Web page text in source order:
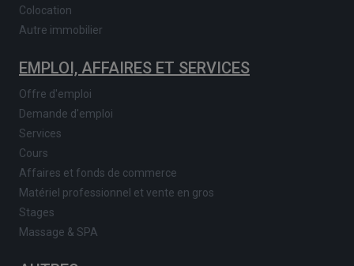
Colocation
Autre immobilier
EMPLOI, AFFAIRES ET SERVICES
Offre d'emploi
Demande d'emploi
Services
Cours
Affaires et fonds de commerce
Matériel professionnel et vente en gros
Stages
Massage & SPA